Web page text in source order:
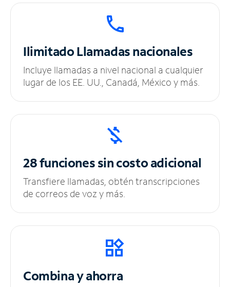
IlimitadoLlamadas nacionales
Incluye llamadas a nivel nacional a cualquier
lugar de los EE. UU., Canadá, México y más.
28 funciones sincosto adicional
Transfiere llamadas, obtén transcripciones
de correos de voz y más.
Combina y ahorra